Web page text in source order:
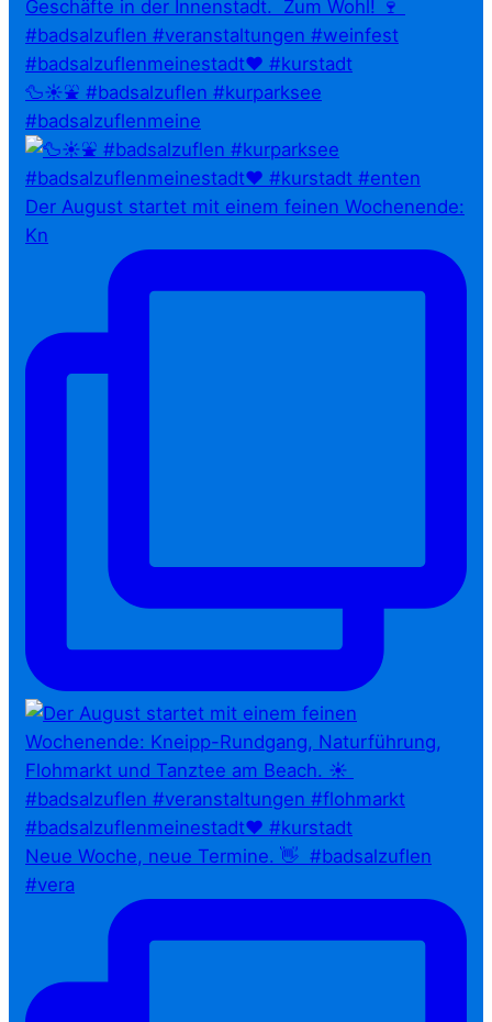
🦆☀️⛲ #badsalzuflen #kurparksee
#badsalzuflenmeine
Der August startet mit einem feinen Wochenende:
Kn
Neue Woche, neue Termine. 👋⁠ ⁠ #badsalzuflen
#vera